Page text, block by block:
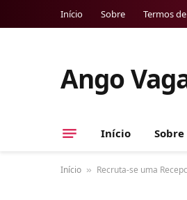
Início Sobre Termos
Ango
Início Sobre
Início » Recruta-se uma